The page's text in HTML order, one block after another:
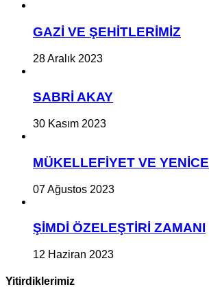
GAZİ VE ŞEHİTLERİMİZ
28 Aralık 2023
SABRİ AKAY
30 Kasım 2023
MÜKELLEFİYET VE YENİCE
07 Ağustos 2023
ŞİMDİ ÖZELEŞTİRİ ZAMANI
12 Haziran 2023
Yitirdiklerimiz